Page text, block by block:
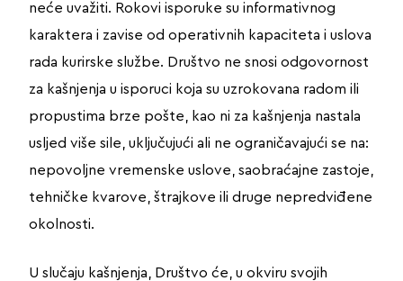
neće uvažiti. Rokovi isporuke su informativnog
karaktera i zavise od operativnih kapaciteta i uslova
rada kurirske službe. Društvo ne snosi odgovornost
za kašnjenja u isporuci koja su uzrokovana radom ili
propustima brze pošte, kao ni za kašnjenja nastala
usljed više sile, uključujući ali ne ograničavajući se na:
nepovoljne vremenske uslove, saobraćajne zastoje,
tehničke kvarove, štrajkove ili druge nepredviđene
okolnosti.
U slučaju kašnjenja, Društvo će, u okviru svojih